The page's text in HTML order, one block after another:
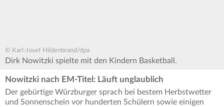
© Karl-Josef Hildenbrand/dpa
Dirk Nowitzki spielte mit den Kindern Basketball.
Nowitzki nach EM-Titel: Läuft unglaublich
Der gebürtige Würzburger sprach bei bestem Herbstwetter
und Sonnenschein vor hunderten Schülern sowie einigen